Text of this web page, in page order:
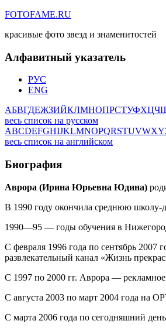
FOTOFAME.RU
красивые фото звезд и знаменитостей
Алфавитный указатель
РУС
ENG
АБВГДЕЖЗИЙКЛМНОПРСТУФХЦЧ
весь список на русском
ABCDEFGHIJKLMNOPQRSTUVWXY
весь список на английском
Биография
Аврора (Ирина Юрьевна Юдина)
В 1990 году окончила среднюю школу-
1990—95 — годы обучения в
С февраля 1996 года по сентябрь
развлекательный канал «Жизнь
С 1997 по 2000 гг. Аврора —
С августа 2003 по март 2004 года на
С марта 2006 года по сегодняшний